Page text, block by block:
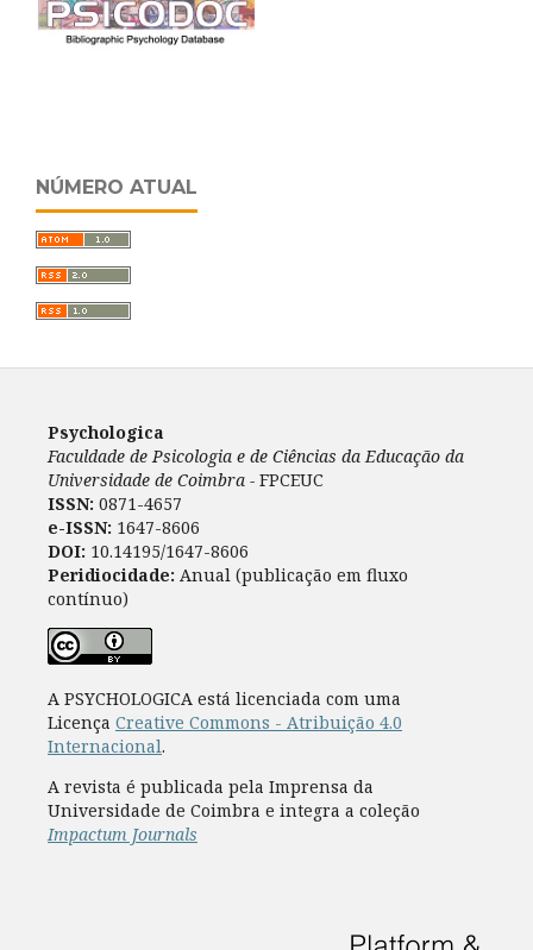
NÚMERO ATUAL
Psychologica
Faculdade de Psicologia e de Ciências da Educação da
Universidade de Coimbra - FPCEUC
ISSN: 0871-4657
e-ISSN: 1647-8606
DOI: 10.14195/1647-8606
Peridiocidade: Anual (publicação em fluxo
contínuo)
A PSYCHOLOGICA está licenciada com uma
Licença Creative Commons - Atribuição 4.0
Internacional.
A revista é publicada pela Imprensa da
Universidade de Coimbra e integra a coleção
Impactum Journals